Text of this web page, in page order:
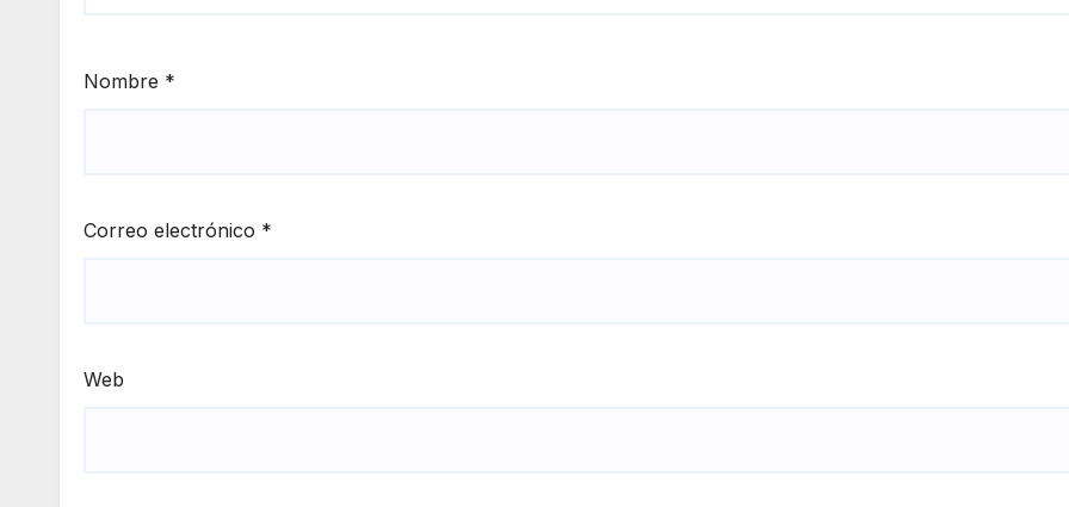
Nombre *
Correo electrónico *
Web